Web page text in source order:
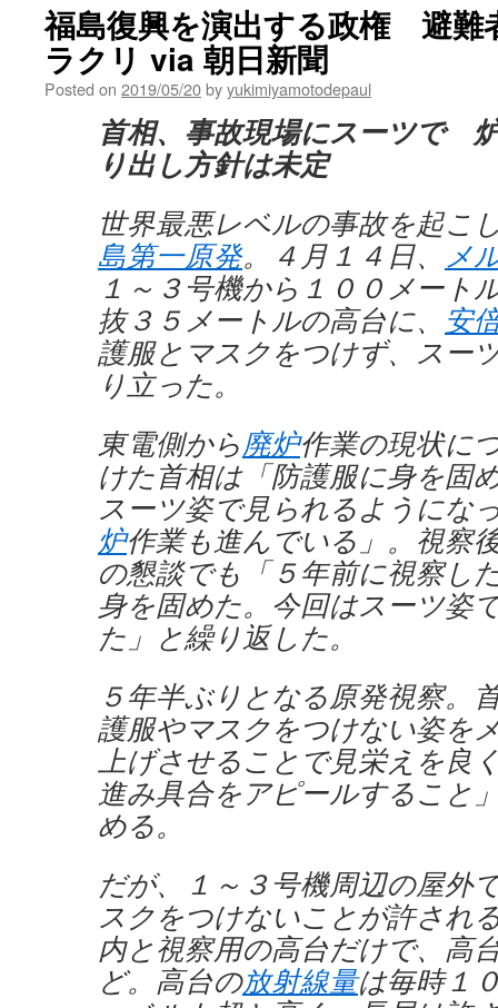
福島復興を演出する政権 避難
ラクリ via 朝日新聞
Posted on 2019/05/20byyukimiyamotodepaul
首相、事故現場にスーツで
り出し方針は未定
世界最悪レベルの事故を起こ
島第一原発。４月１４日、 メ
１～３号機から１００メート
抜３５メートルの高台に、 安
護服とマスクをつけず、スー
り立った。
東電側から廃炉作業の現状に
けた首相は「防護服に身を固
スーツ姿で見られるようにな
炉作業も進んでいる」。視察
の懇談でも「５年前に視察し
身を固めた。今回はスーツ姿
た」と繰り返した。
５年半ぶりとなる原発視察。
護服やマスクをつけない姿を
上げさせることで見栄えを良
進み具合をアピールすること
める。
だが、１～３号機周辺の屋外
スクをつけないことが許され
内と視察用の高台だけで、高
ど。高台の放射線量は毎時１